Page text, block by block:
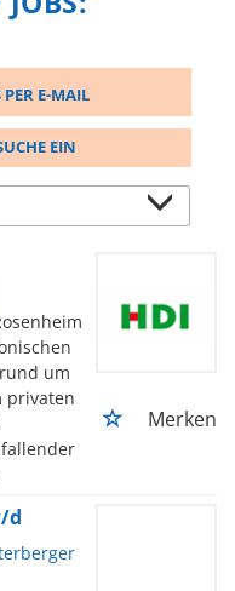
PER E-MAIL
EIN
um
privaten
Merken
d